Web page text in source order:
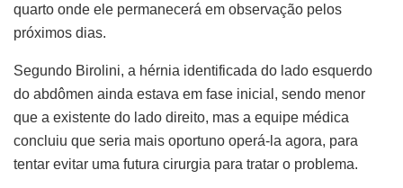
quarto onde ele permanecerá em observação pelos
próximos dias.
Segundo Birolini, a hérnia identificada do lado esquerdo
do abdômen ainda estava em fase inicial, sendo menor
que a existente do lado direito, mas a equipe médica
concluiu que seria mais oportuno operá-la agora, para
tentar evitar uma futura cirurgia para tratar o problema.